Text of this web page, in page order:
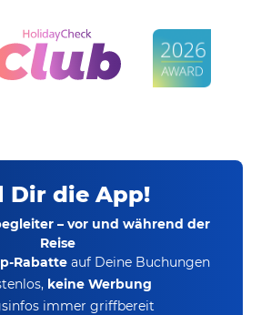
Dir die App!
– vor und während der
Reise
Rabatte auf Deine Buchungen
keine Werbung
immer griffbereit